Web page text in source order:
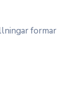
formar